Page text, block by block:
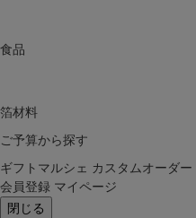
食品
箔材料
ご予算から探す
ギフトマルシェ カスタムオーダー
会員登録 マイページ
閉じる